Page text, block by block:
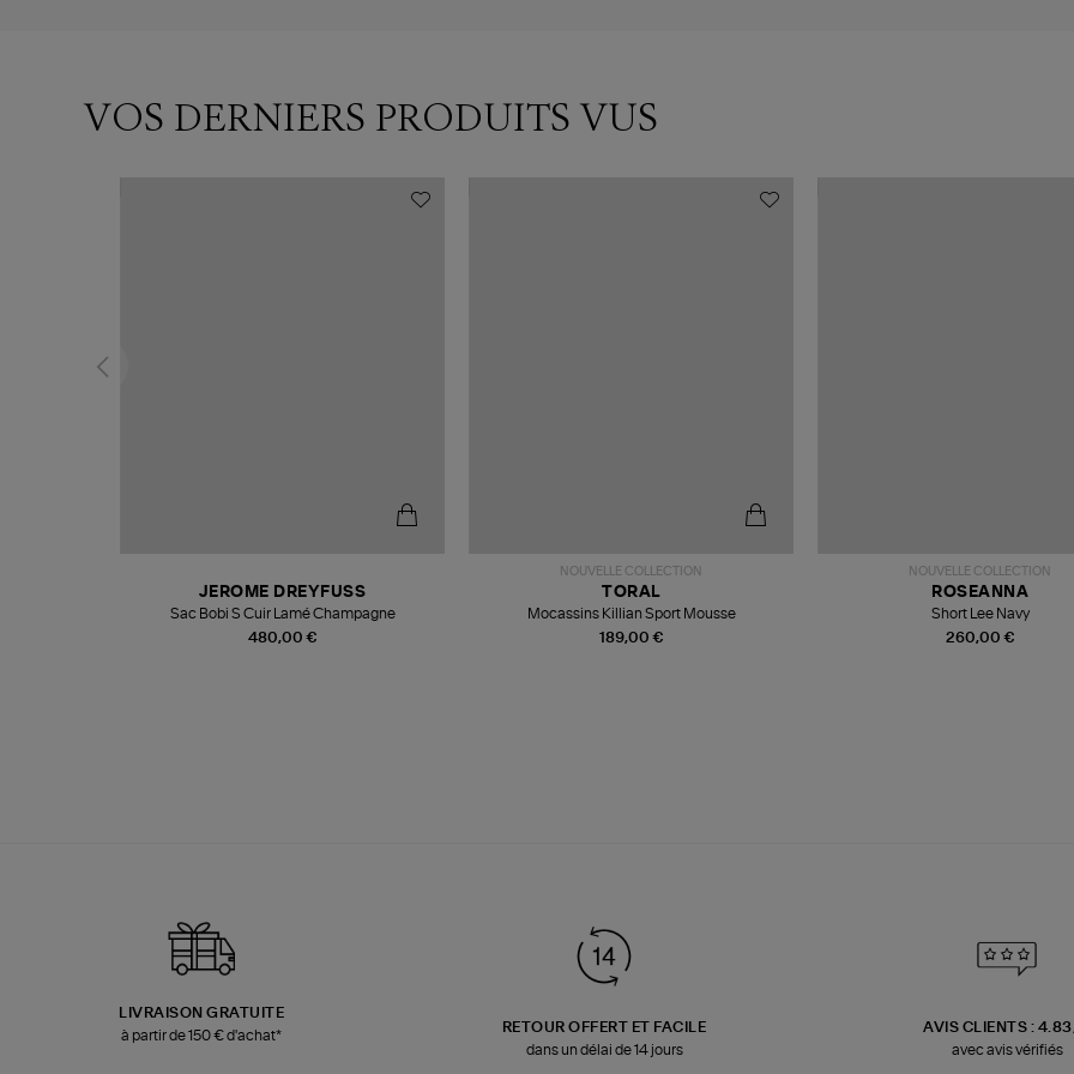
VOS DERNIERS PRODUITS VUS
480,00 €
JEROME DREYFUSS
Sac Bobi S Cuir Lamé Champagne
NOUVELLE COLLECTION
189,00 €
TORAL
Mocassins Killian Sport Mousse
NOUVELLE COLLECTION
260,00 €
ROSEANNA
Short Lee Navy
LIVRAISON GRATUITE
à partir de 150 € d'achat*
RETOUR OFFERT ET FACILE
dans un délai de 14 jours
AVIS CLIENTS :
avec avis vérifiés